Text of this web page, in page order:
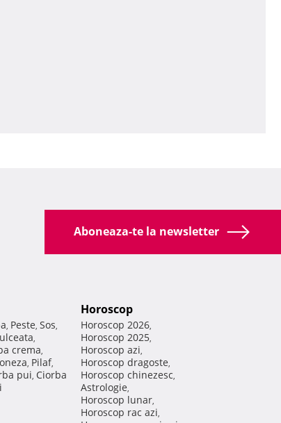
Aboneaza-te la newsletter
, Peste, Sos,
,
crema,
, Pilaf,
pui, Ciorba
Horoscop
Horoscop 2026,
Horoscop 2025,
Horoscop azi,
Horoscop dragoste,
Horoscop chinezesc,
Astrologie,
Horoscop lunar,
Horoscop rac azi,